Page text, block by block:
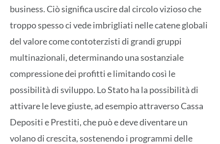
business. Ciò significa uscire dal circolo vizioso che
troppo spesso ci vede imbrigliati nelle catene globali
del valore come contoterzisti di grandi gruppi
multinazionali, determinando una sostanziale
compressione dei profitti e limitando così le
possibilità di sviluppo. Lo Stato ha la possibilità di
attivare le leve giuste, ad esempio attraverso Cassa
Depositi e Prestiti, che può e deve diventare un
volano di crescita, sostenendo i programmi delle